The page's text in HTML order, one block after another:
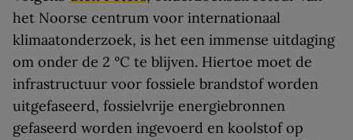
het Noorse centrum voor internationaal
klimaatonderzoek, is het een immense uitdaging
om onder de 2 °C te blijven. Hiertoe moet de
infrastructuur voor fossiele brandstof worden
uitgefaseerd, fossielvrije energiebronnen
gefaseerd worden ingevoerd en koolstof op